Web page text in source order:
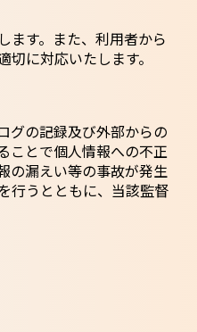
ます。また、利用者から
に対応いたします。
グの記録及び外部からの
ことで個人情報への不正
の漏えい等の事故が発生
行うとともに、当該監督